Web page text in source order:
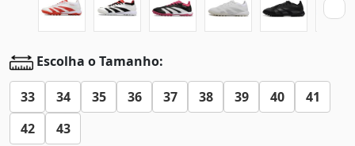
Escolha o Tamanho:
33 34 35 36 37 38 39 40
41
42
43